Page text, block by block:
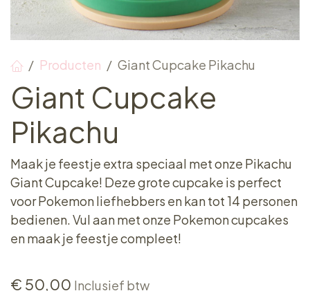
Producten Giant Cupcake Pikachu
Giant Cupcake
Pikachu
Maak je feestje extra speciaal met onze Pikachu
Giant Cupcake! Deze grote cupcake is perfect
voor Pokemon liefhebbers en kan tot 14 personen
bedienen. Vul aan met onze Pokemon cupcakes
en maak je feestje compleet!
€ 50,00 Inclusief btw